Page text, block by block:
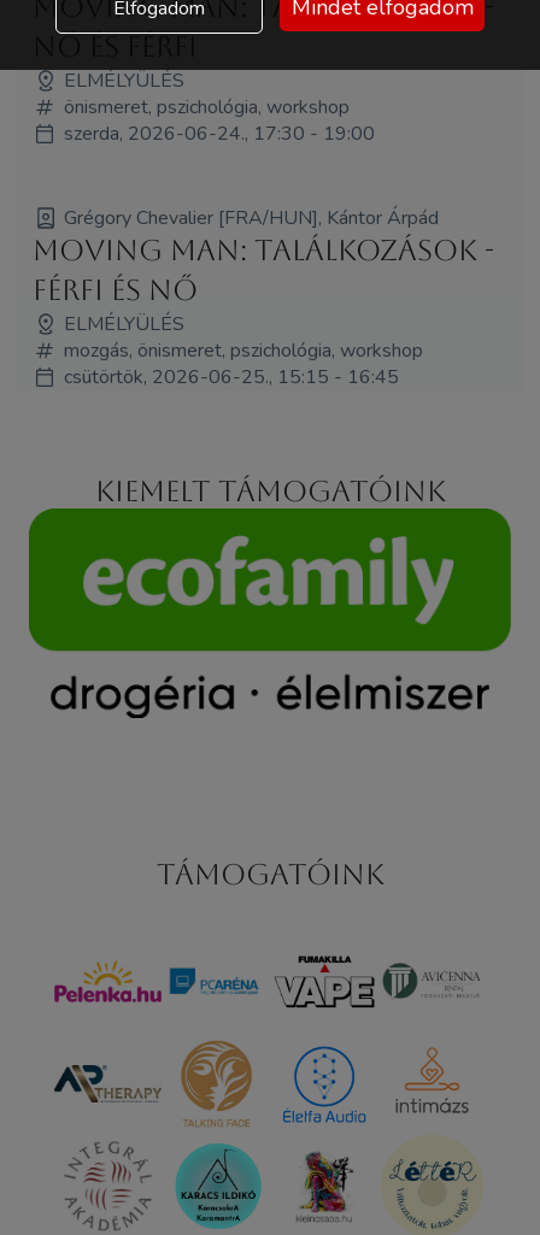
Moving Man: Találkozások -
ELMÉLYÜLÉS
önismeret, pszichológia, workshop
szerda, 2026-06-24., 17:30 - 19:00
Grégory Chevalier [FRA/HUN], Kántor Árpád
Moving Man: Találkozások -
Férfi és Nő
ELMÉLYÜLÉS
mozgás, önismeret, pszichológia, workshop
csütörtök, 2026-06-25., 15:15 - 16:45
Kiemelt támogatóink
Támogatóink
Elfogadom Mindet elfogadom